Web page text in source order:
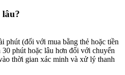
phút (đối với mua bằng thẻ hoặc tiền
phút hoặc lâu hơn đối với chuyển
thời gian xác minh và xử lý thanh